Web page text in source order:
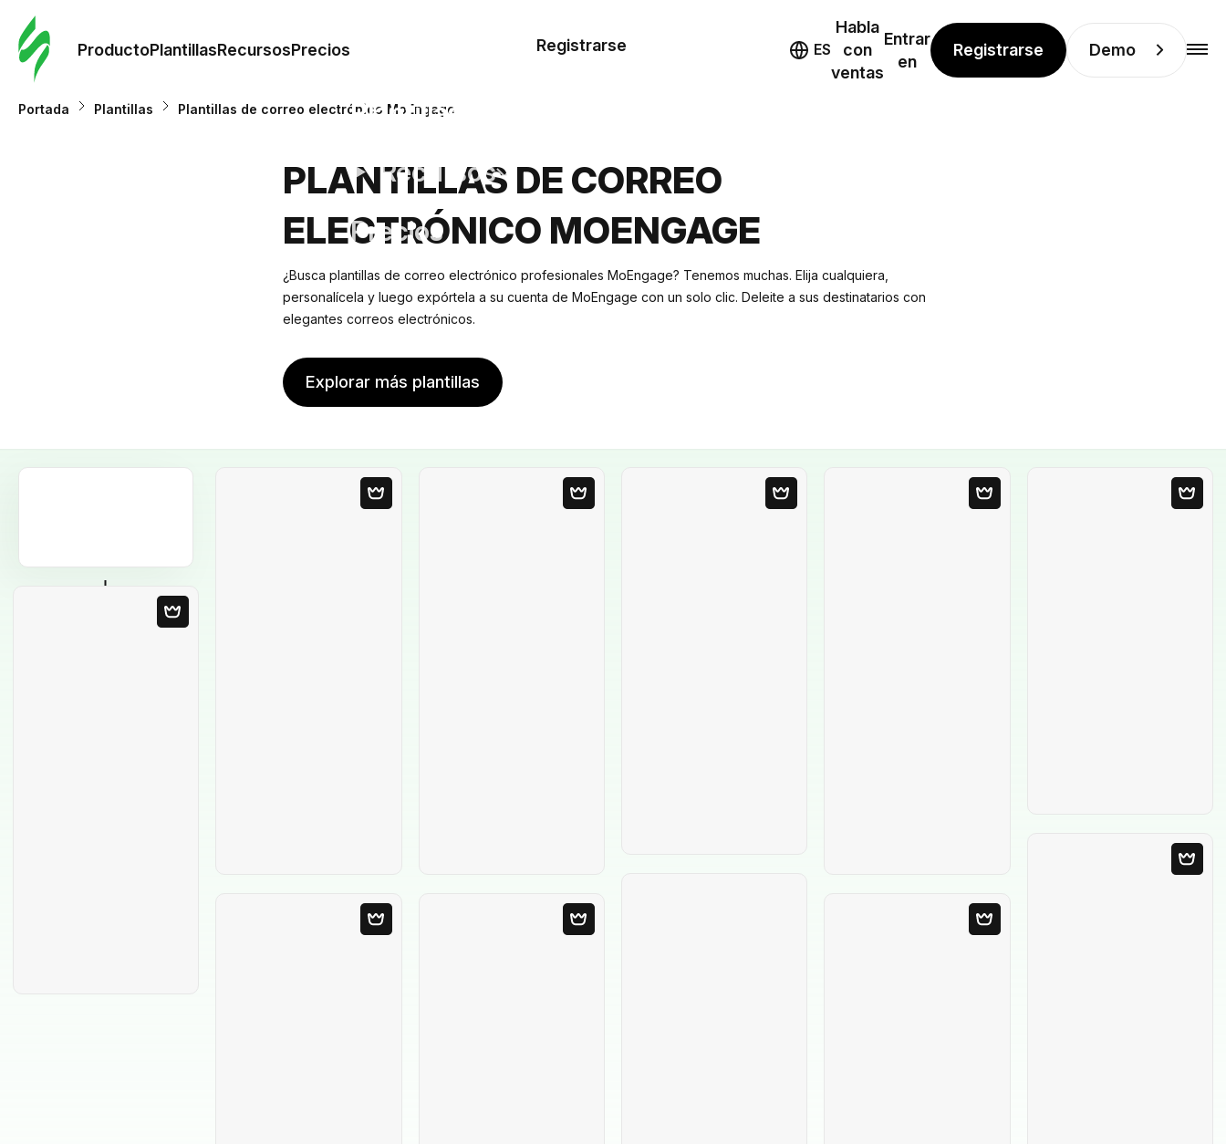
ProductoPlantillasRecursosPrecios
Plantillas
Recursos
Precios
Registrarse ES
Habla
con
ventas
Entrar
en
Registrarse Demo
Portada Plantillas Plantillas de correo electrónico MoEngage
PLANTILLAS DE CORREO
ELECTRÓNICO MOENGAGE
¿Busca plantillas de correo electrónico profesionales MoEngage? Tenemos muchas. Elija cualquiera,
personalícela y luego expórtela a su cuenta de MoEngage con un solo clic. Deleite a sus destinatarios con
elegantes correos electrónicos.
Explorar más plantillas